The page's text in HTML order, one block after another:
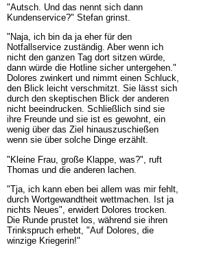
"Autsch. Und das nennt sich dann
Kundenservice?" Stefan grinst.
"Naja, ich bin da ja eher für den
Notfallservice zuständig. Aber wenn ich
nicht den ganzen Tag dort sitzen würde,
dann würde die Hotline sicher untergehen."
Dolores zwinkert und nimmt einen Schluck,
den Blick leicht verschmitzt. Sie lässt sich
durch den skeptischen Blick der anderen
nicht beeindrucken. Schließlich sind sie
ihre Freunde und sie ist es gewohnt, ein
wenig über das Ziel hinauszuschießen
wenn sie über solche Dinge erzählt.
"Kleine Frau, große Klappe, was?", ruft
Thomas und die anderen lachen.
"Tja, ich kann eben bei allem was mir fehlt,
durch Wortgewandtheit wettmachen. Ist ja
nichts Neues", erwidert Dolores trocken.
Die Runde prustet los, während sie ihren
Trinkspruch erhebt, "Auf Dolores, die
winzige Kriegerin!"